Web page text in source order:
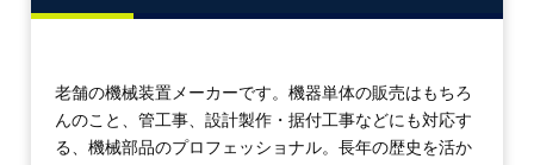
老舗の機械装置メーカーです。機器単体の販売はもちろ
んのこと、管工事、設計製作・据付工事などにも対応す
る、機械部品のプロフェッショナル。長年の歴史を活か